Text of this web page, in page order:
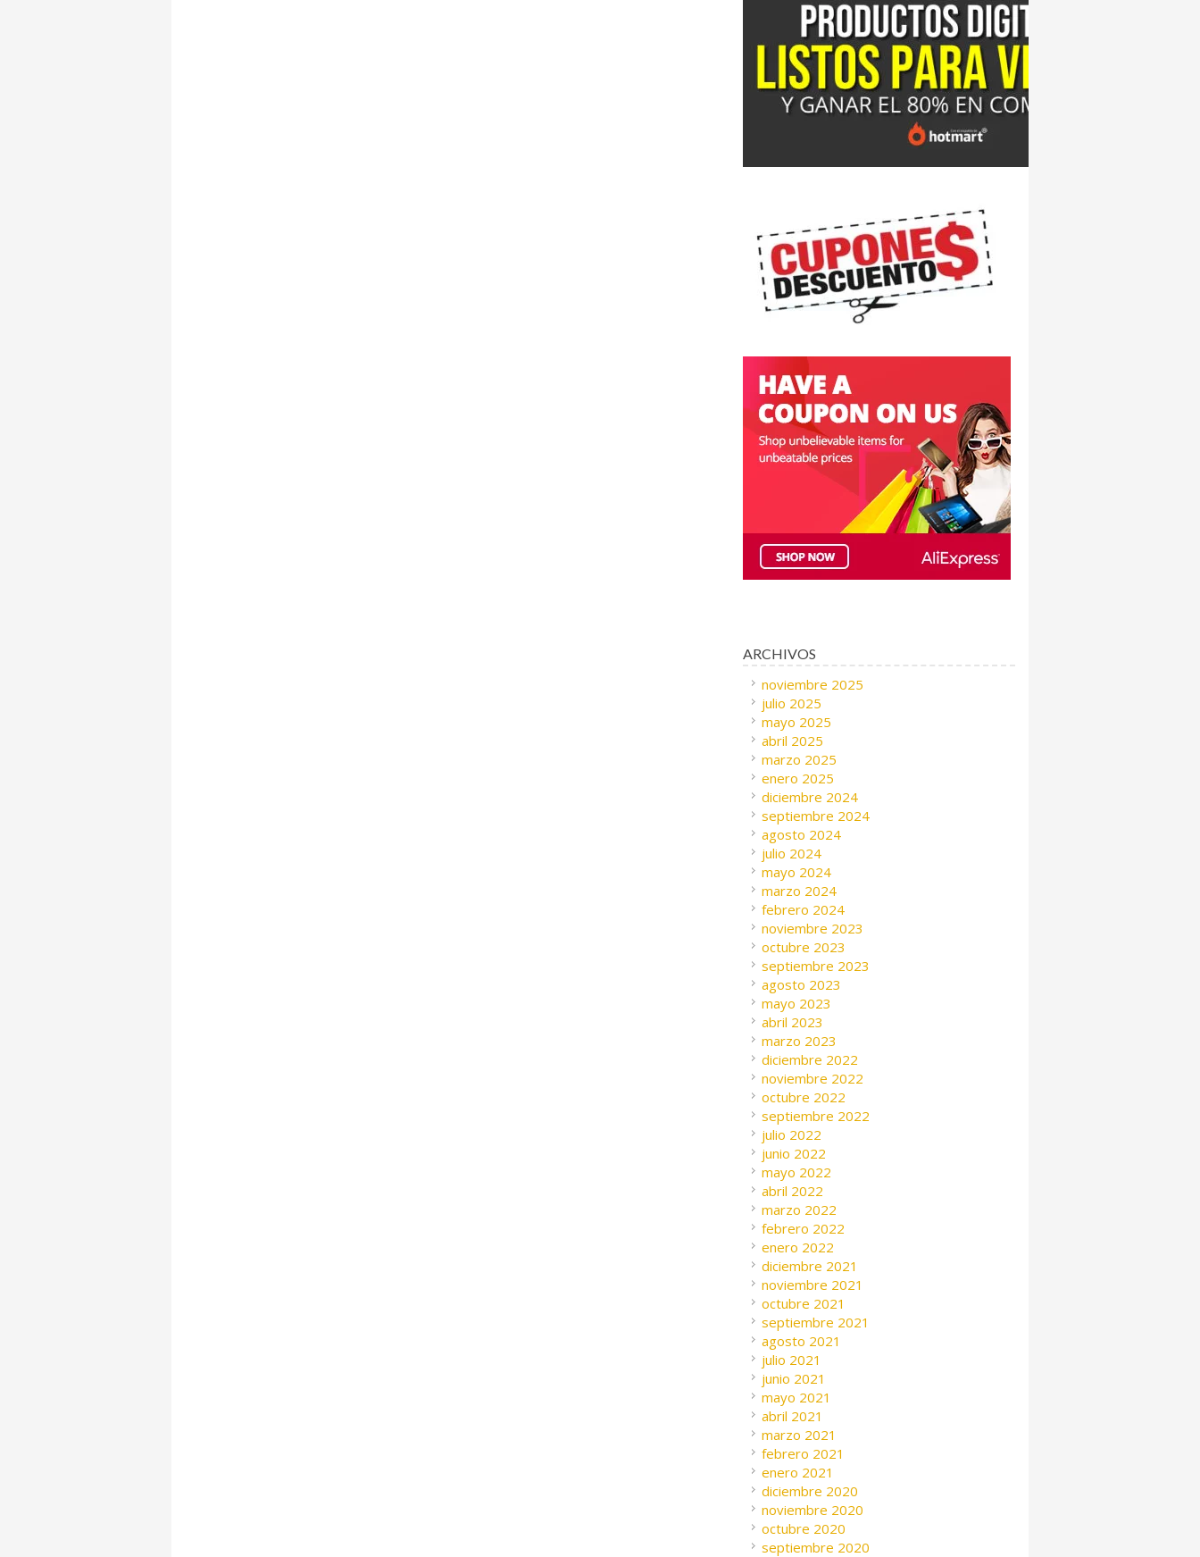
ARCHIVOS
noviembre 2025
julio 2025
mayo 2025
abril 2025
marzo 2025
enero 2025
diciembre 2024
septiembre 2024
agosto 2024
julio 2024
mayo 2024
marzo 2024
febrero 2024
noviembre 2023
octubre 2023
septiembre 2023
agosto 2023
mayo 2023
abril 2023
marzo 2023
diciembre 2022
noviembre 2022
octubre 2022
septiembre 2022
julio 2022
junio 2022
mayo 2022
abril 2022
marzo 2022
febrero 2022
enero 2022
diciembre 2021
noviembre 2021
octubre 2021
septiembre 2021
agosto 2021
julio 2021
junio 2021
mayo 2021
abril 2021
marzo 2021
febrero 2021
enero 2021
diciembre 2020
noviembre 2020
octubre 2020
septiembre 2020